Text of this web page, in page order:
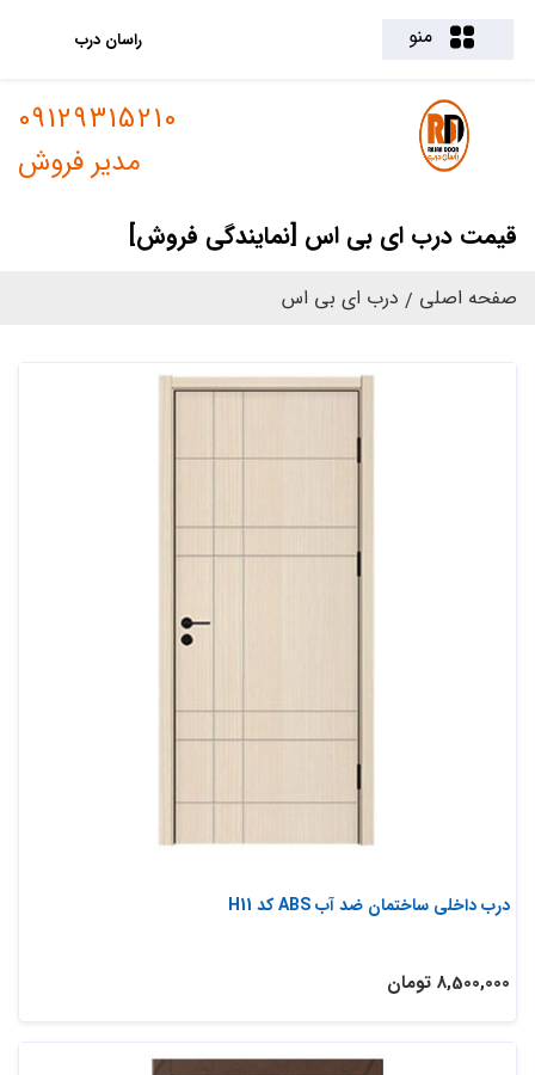
منو راسان درب
قیمت درب ای بی اس [نمایندگی فروش]
09129315210
مدیر فروش
صفحه اصلی درب ای بی اس
درب داخلی ساختمان ضد آب ABS کد H11
8,500,000 تومان